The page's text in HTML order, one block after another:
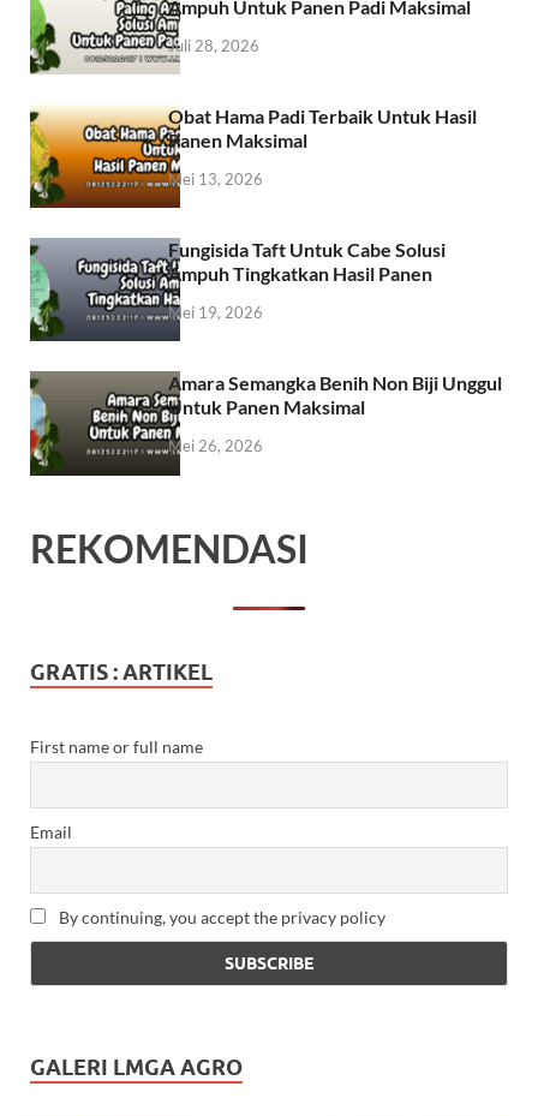
Ampuh Untuk Panen Padi Maksimal
Juli 28, 2026
Obat Hama Padi Terbaik Untuk Hasil
Panen Maksimal
Mei 13, 2026
Fungisida Taft Untuk Cabe Solusi
Ampuh Tingkatkan Hasil Panen
Mei 19, 2026
Amara Semangka Benih Non Biji Unggul
Untuk Panen Maksimal
Mei 26, 2026
REKOMENDASI
GRATIS : ARTIKEL
First name or full name
Email
By continuing, you accept the privacy policy
GALERI LMGA AGRO